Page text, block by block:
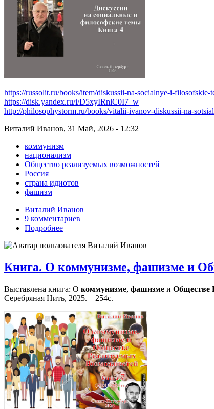
https://russolit.ru/books/item/diskussii-na-socialnye-i-filosofskie-
https://disk.yandex.ru/i/D5xyIRnlC0I7_w
http://philosophystorm.ru/books/vitalii-ivanov-diskussii-na-
Виталий Иванов, 31 Май, 2026 - 12:32
коммунизм
национализм
Общество реализуемых возможностей
Россия
страна идиотов
фашизм
Виталий Иванов
9 комментариев
Подробнее
Книга. О коммунизме, фашизме и
Выставлена книга: О коммунизме, фашизме и Обществе
Серебряная Нить, 2025. – 254с.